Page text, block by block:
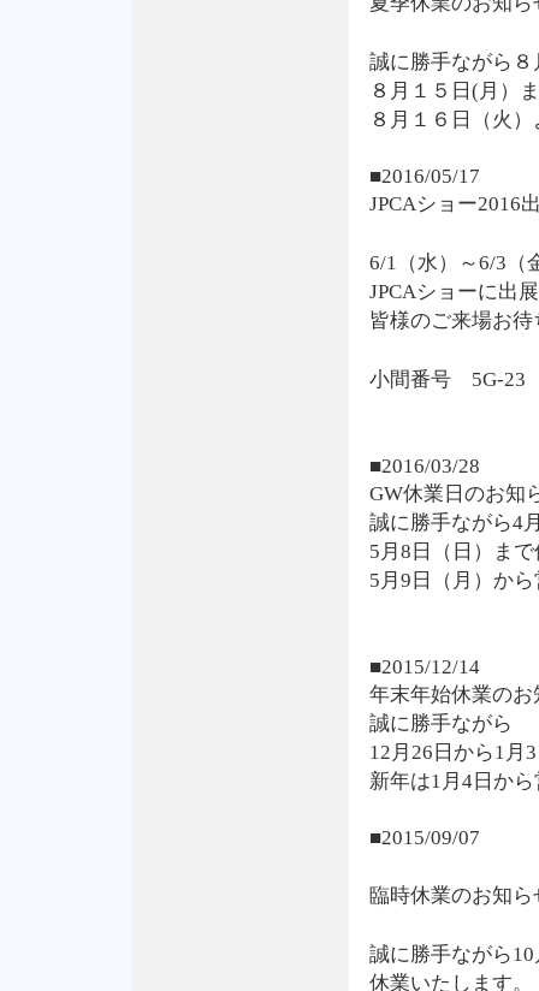
誠に勝手ながら
８月１５日(月）
８月１６日（火
■2016/05/17
JPCAショー2016
6/1（水）～6/3（
JPCAショーに出
皆様のご来場お
小間番号 5G-23
■2016/03/28
GW休業日のお知
誠に勝手ながら4
5月8日（日）ま
5月9日（月）か
■2015/12/14
年末年始休業のお
誠に勝手ながら
12月26日から1月
新年は1月4日か
■2015/09/07
臨時休業のお知ら
誠に勝手ながら
休業いたします。